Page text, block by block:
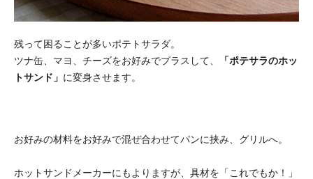
残って困ることが多いポテトサラダ。
ツナ缶、マヨ、チーズをお好みでプラスして、
「ポテサラのホッ
トサンド」 に変身させます。
お好みの材料をお好みで混ぜ合わせてパンに挟み、グリルへ。
ホットサンドメーカーにもよりますが、具材を「これでもか！」